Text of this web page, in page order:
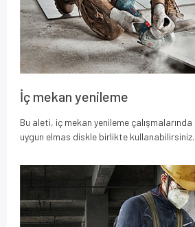
İç mekan yenileme
Bu aleti, iç mekan yenileme
uygun elmas diskle birlikte kullanabilirsiniz.